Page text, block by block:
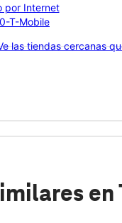
por Internet
T-Mobile
las tiendas cercanas
en